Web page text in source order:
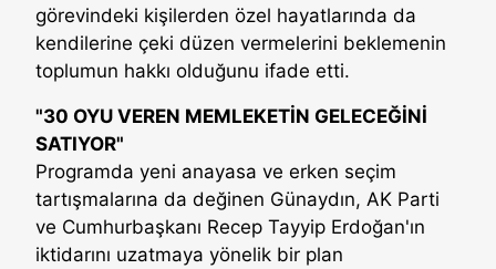
görevindeki kişilerden özel hayatlarında da
kendilerine çeki düzen vermelerini beklemenin
toplumun hakkı olduğunu ifade etti.
"30 OYU VEREN MEMLEKETİN GELECEĞİNİ
SATIYOR"
Programda yeni anayasa ve erken seçim
tartışmalarına da değinen Günaydın, AK Parti
ve Cumhurbaşkanı Recep Tayyip Erdoğan'ın
iktidarını uzatmaya yönelik bir plan